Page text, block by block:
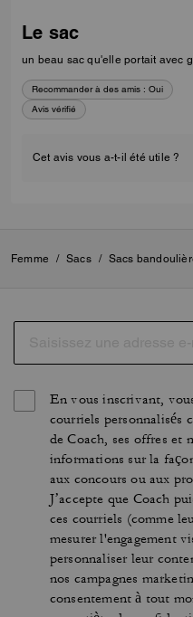
Le sac
un beau sac qu'elle portait avec
Recommander à des amis : Oui
Avis vérifié
Cet avis vous a-t-il été utile ?
Femme / Sacs / Sacs
En vous inscrivant,
courriels personnalisés
de Coach, ses offres et
informations sur la
aux concours ou aux
J’accepte que Coach
ces courriels (comme
mesurer l'engagement
personnaliser leur
nos campagnes
consentement à tout